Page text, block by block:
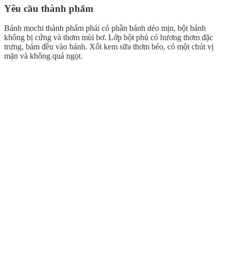
Yêu cầu thành phẩm
Bánh mochi thành phẩm phải có phần bánh dẻo mịn, bột bánh
không bị cứng và thơm mùi bơ. Lớp bột phủ có hương thơm đặc
trưng, bám đều vào bánh. Xốt kem sữa thơm béo, có một chút vị
mặn và không quá ngọt.